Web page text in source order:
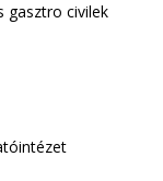
gasztro civilek